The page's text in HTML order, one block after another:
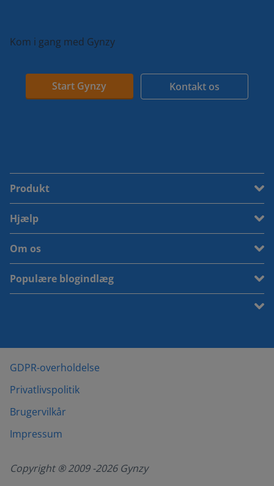
Kom i gang med Gynzy
Start Gynzy Kontakt os
Produkt
Hjælp
Om os
Populære blogindlæg
GDPR-overholdelse
Privatlivspolitik
Brugervilkår
Impressum
Copyright ® 2009 -2026Gynzy